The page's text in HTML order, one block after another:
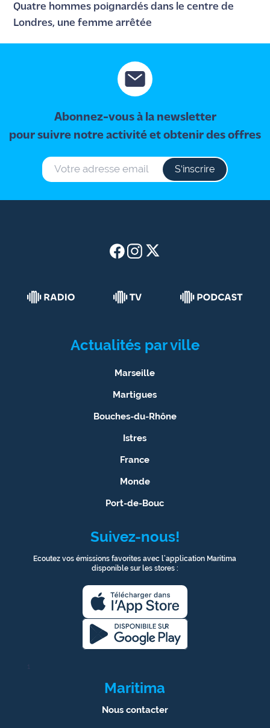
Quatre hommes poignardés dans le centre de
Londres, une femme arrêtée
Abonnez-vous à la newsletter
pour suivre notre activité et obtenir des offres
S‘inscrire
Actualités par ville
Marseille
Martigues
Bouches-du-Rhône
Istres
France
Monde
Port-de-Bouc
Suivez-nous!
Ecoutez vos émissions favorites avec l’application Maritima
disponible sur les stores :
1
Maritima
Nous contacter